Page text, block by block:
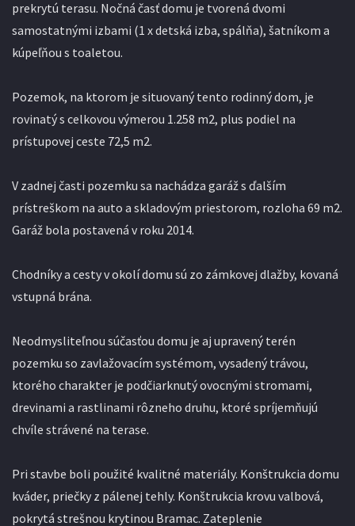
prekrytú terasu. Nočná časť domu je tvorená dvomi
samostatnými izbami (1 x detská izba, spálňa), šatníkom a
kúpeľňou s toaletou.
Pozemok, na ktorom je situovaný tento rodinný dom, je
rovinatý s celkovou výmerou 1.258 m2, plus podiel na
prístupovej ceste 72,5 m2.
V zadnej časti pozemku sa nachádza garáž s ďalším
prístreškom na auto a skladovým priestorom, rozloha 69 m2.
Garáž bola postavená v roku 2014.
Chodníky a cesty v okolí domu sú zo zámkovej dlažby, kovaná
vstupná brána.
Neodmysliteľnou súčasťou domu je aj upravený terén
pozemku so zavlažovacím systémom, vysadený trávou,
ktorého charakter je podčiarknutý ovocnými stromami,
drevinami a rastlinami rôzneho druhu, ktoré spríjemňujú
chvíle strávené na terase.
Pri stavbe boli použité kvalitné materiály. Konštrukcia domu
kváder, priečky z pálenej tehly. Konštrukcia krovu valbová,
pokrytá strešnou krytinou Bramac. Zateplenie